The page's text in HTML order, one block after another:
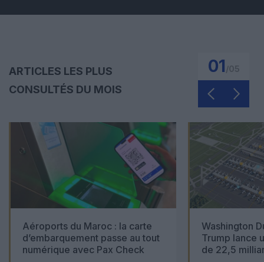
ARTICLES LES PLUS
CONSULTÉS DU MOIS
01
Aéroports du Maroc : la carte
d’embarquement passe au tout
numérique avec Pax Check
Washington
Trump lance
de 22,5